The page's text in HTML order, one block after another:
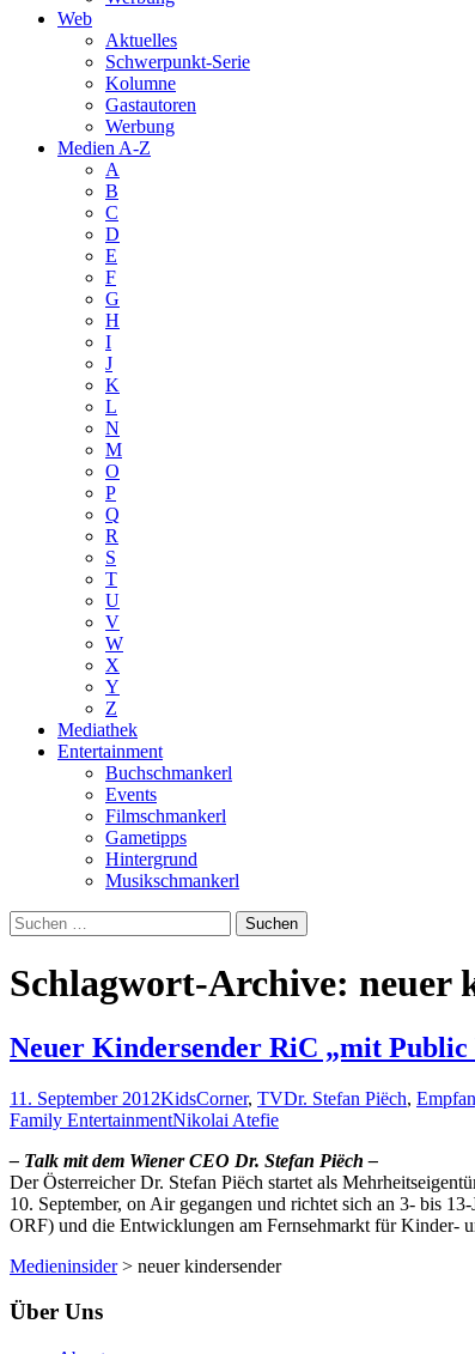
Web
Aktuelles
Schwerpunkt-Serie
Kolumne
Gastautoren
Werbung
Medien A-Z
A
B
C
D
E
F
G
H
I
J
K
L
N
M
O
P
Q
R
S
T
U
V
W
X
Y
Z
Mediathek
Entertainment
Buchschmankerl
Events
Filmschmankerl
Gametipps
Hintergrund
Musikschmankerl
Suchen
nach:
Schlagwort-Archive: neuer
Neuer Kindersender RiC „mit Public
11. September 2012KidsCorner, TVDr. Stefan Piëch,
Family EntertainmentNikolai Atefie
– Talk mit dem Wiener CEO Dr. Stefan Piëch –
Der Österreicher Dr. Stefan Piëch startet als
10. September, on Air gegangen und richtet sich an 3- bis
ORF) und die Entwicklungen am Fernsehmarkt für Kinder-
Medieninsider> neuer kindersender
Über Uns